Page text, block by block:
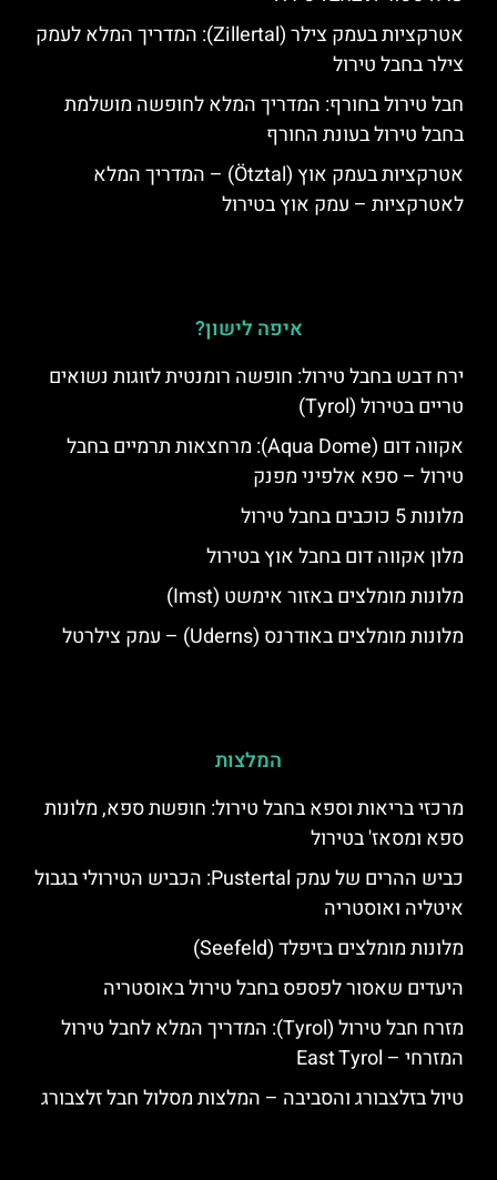
אטרקציות בעמק צילר (Zillertal): המדריך המלא לעמק
צילר בחבל טירול
חבל טירול בחורף: המדריך המלא לחופשה מושלמת
בחבל טירול בעונת החורף
אטרקציות בעמק אוץ (Ötztal) – המדריך המלא
לאטרקציות – עמק אוץ בטירול
איפה לישון?
ירח דבש בחבל טירול: חופשה רומנטית לזוגות נשואים
טריים בטירול (Tyrol)
אקווה דום (Aqua Dome): מרחצאות תרמיים בחבל
טירול – ספא אלפיני מפנק
מלונות 5 כוכבים בחבל טירול
מלון אקווה דום בחבל אוץ בטירול
מלונות מומלצים באזור אימשט (Imst)
מלונות מומלצים באודרנס (Uderns) – עמק צילרטל
המלצות
מרכזי בריאות וספא בחבל טירול: חופשת ספא, מלונות
ספא ומסאז' בטירול
כביש ההרים של עמק Pustertal: הכביש הטירולי בגבול
איטליה ואוסטריה
מלונות מומלצים בזיפלד (Seefeld)
היעדים שאסור לפספס בחבל טירול באוסטריה
מזרח חבל טירול (Tyrol): המדריך המלא לחבל טירול
המזרחי – East Tyrol
טיול בזלצבורג והסביבה – המלצות מסלול חבל זלצבורג